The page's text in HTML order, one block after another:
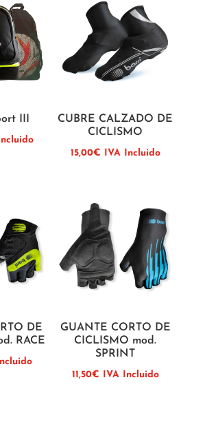
III
CUBRE CALZADO DE
CICLISMO
15,00€ IVA Incluido
DE
RACE
GUANTE CORTO DE
CICLISMO mod.
SPRINT
11,50€ IVA Incluido